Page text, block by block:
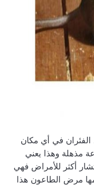
في أي مكان
مذهلة وهذا يعني
أكثر للأمراض فهي
مرض الطاعون هذا